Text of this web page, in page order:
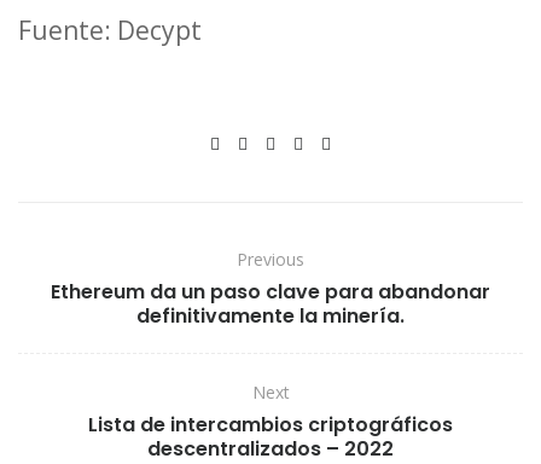
Fuente: Decypt
Previous
Ethereum da un paso clave para abandonar
definitivamente la minería.
Next
Lista de intercambios criptográficos
descentralizados – 2022